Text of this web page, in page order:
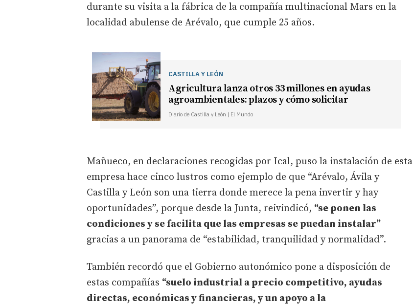
durante su visita a la fábrica de la compañía multinacional Mars en la
localidad abulense de Arévalo, que cumple 25 años.
CASTILLA Y LEÓN
Agricultura lanza otros 33 millones en ayudas
agroambientales: plazos y cómo solicitar
Diario de Castilla y León | El Mundo
Mañueco, en declaraciones recogidas por Ical, puso la instalación de esta
empresa hace cinco lustros como ejemplo de que “Arévalo, Ávila y
Castilla y León son una tierra donde merece la pena invertir y hay
oportunidades”, porque desde la Junta, reivindicó, “se ponen las
condiciones y se facilita que las empresas se puedan instalar”
gracias a un panorama de “estabilidad, tranquilidad y normalidad”.
También recordó que el Gobierno autonómico pone a disposición de
estas compañías “suelo industrial a precio competitivo, ayudas
directas, económicas y financieras, y un apoyo a la